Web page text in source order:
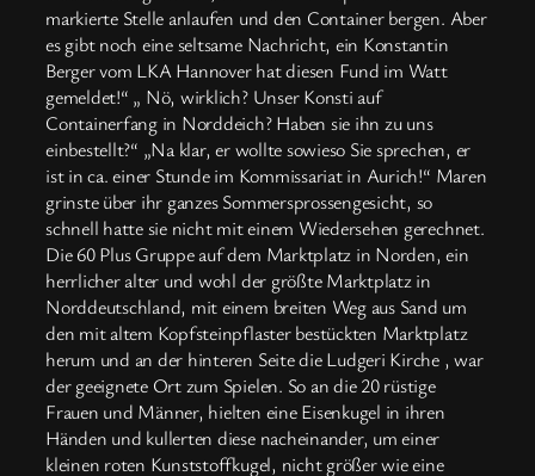
markierte Stelle anlaufen und den Container bergen. Aber
es gibt noch eine seltsame Nachricht, ein Konstantin
Berger vom LKA Hannover hat diesen Fund im Watt
gemeldet!“ „ Nö, wirklich? Unser Konsti auf
Containerfang in Norddeich? Haben sie ihn zu uns
einbestellt?“ „Na klar, er wollte sowieso Sie sprechen, er
ist in ca. einer Stunde im Kommissariat in Aurich!“ Maren
grinste über ihr ganzes Sommersprossengesicht, so
schnell hatte sie nicht mit einem Wiedersehen gerechnet.
Die 60 Plus Gruppe auf dem Marktplatz in Norden, ein
herrlicher alter und wohl der größte Marktplatz in
Norddeutschland, mit einem breiten Weg aus Sand um
den mit altem Kopfsteinpflaster bestückten Marktplatz
herum und an der hinteren Seite die Ludgeri Kirche , war
der geeignete Ort zum Spielen. So an die 20 rüstige
Frauen und Männer, hielten eine Eisenkugel in ihren
Händen und kullerten diese nacheinander, um einer
kleinen roten Kunststoffkugel, nicht größer wie eine